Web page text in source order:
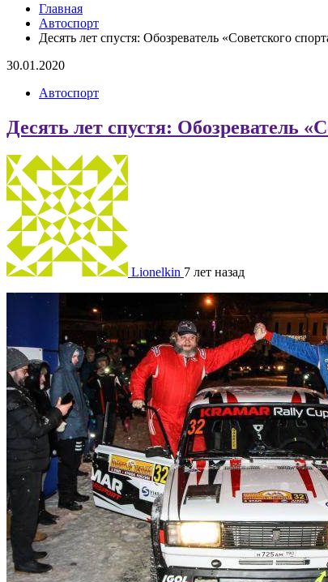
Главная
Автоспорт
Десять лет спустя: Обозреватель «Советского
30.01.2020
Автоспорт
Десять лет спустя: Обозреватель
Lionelkin 7 лет назад